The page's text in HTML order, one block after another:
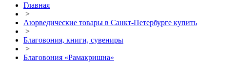
Главная
>
Аюрведические товары в Санкт-Петербурге купить
>
Благовония, книги, сувениры
>
Благовония «Рамакришна»